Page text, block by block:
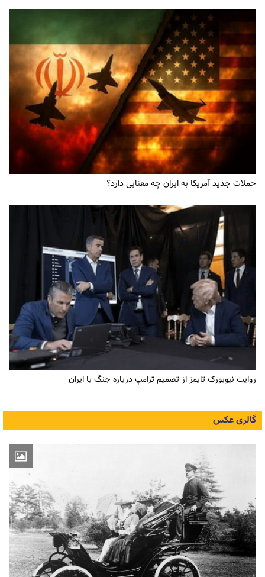
حملات جدید آمریکا به ایران چه معنایی دارد؟
روایت نیویورک تایمز از تصمیم ترامپ درباره جنگ با ایران
گالری عکس